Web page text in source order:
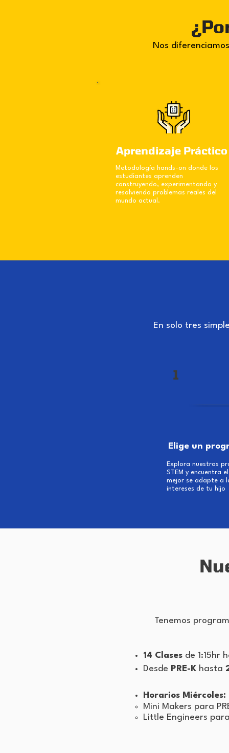
Nos
Aprendizaje Práctico
Metodología hands-on donde los
estudiantes aprenden
construyendo, experimentando y
resolviendo problemas reales del
mundo actual.
En solo tres
1
Elige un
Explora nuestros
STEM y encuentra
mejor se adapte a
intereses de tu hijo
Tenemos
14 Clases de 1:15hr
Desde PRE-K hasta
Horarios Miércoles:
​Mini Makers para
Little Engineers